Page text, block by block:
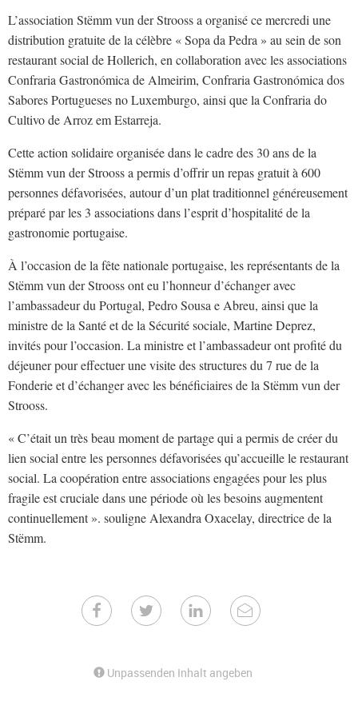
L’association Stëmm vun der Strooss a organisé ce mercredi une
distribution gratuite de la célèbre « Sopa da Pedra » au sein de son
restaurant social de Hollerich, en collaboration avec les associations
Confraria Gastronómica de Almeirim, Confraria Gastronómica dos
Sabores Portugueses no Luxemburgo, ainsi que la Confraria do
Cultivo de Arroz em Estarreja.
Cette action solidaire organisée dans le cadre des 30 ans de la
Stëmm vun der Strooss a permis d’offrir un repas gratuit à 600
personnes défavorisées, autour d’un plat traditionnel généreusement
préparé par les 3 associations dans l’esprit d’hospitalité de la
gastronomie portugaise.
À l’occasion de la fête nationale portugaise, les représentants de la
Stëmm vun der Strooss ont eu l’honneur d’échanger avec
l’ambassadeur du Portugal, Pedro Sousa e Abreu, ainsi que la
ministre de la Santé et de la Sécurité sociale, Martine Deprez,
invités pour l’occasion. La ministre et l’ambassadeur ont profité du
déjeuner pour effectuer une visite des structures du 7 rue de la
Fonderie et d’échanger avec les bénéficiaires de la Stëmm vun der
Strooss.
« C’était un très beau moment de partage qui a permis de créer du
lien social entre les personnes défavorisées qu’accueille le restaurant
social. La coopération entre associations engagées pour les plus
fragile est cruciale dans une période où les besoins augmentent
continuellement ». souligne Alexandra Oxacelay, directrice de la
Stëmm.
Unpassenden Inhalt angeben